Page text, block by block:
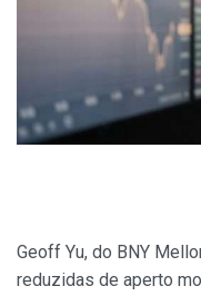
Geoff Yu, do BNY
reduzidas de aperto